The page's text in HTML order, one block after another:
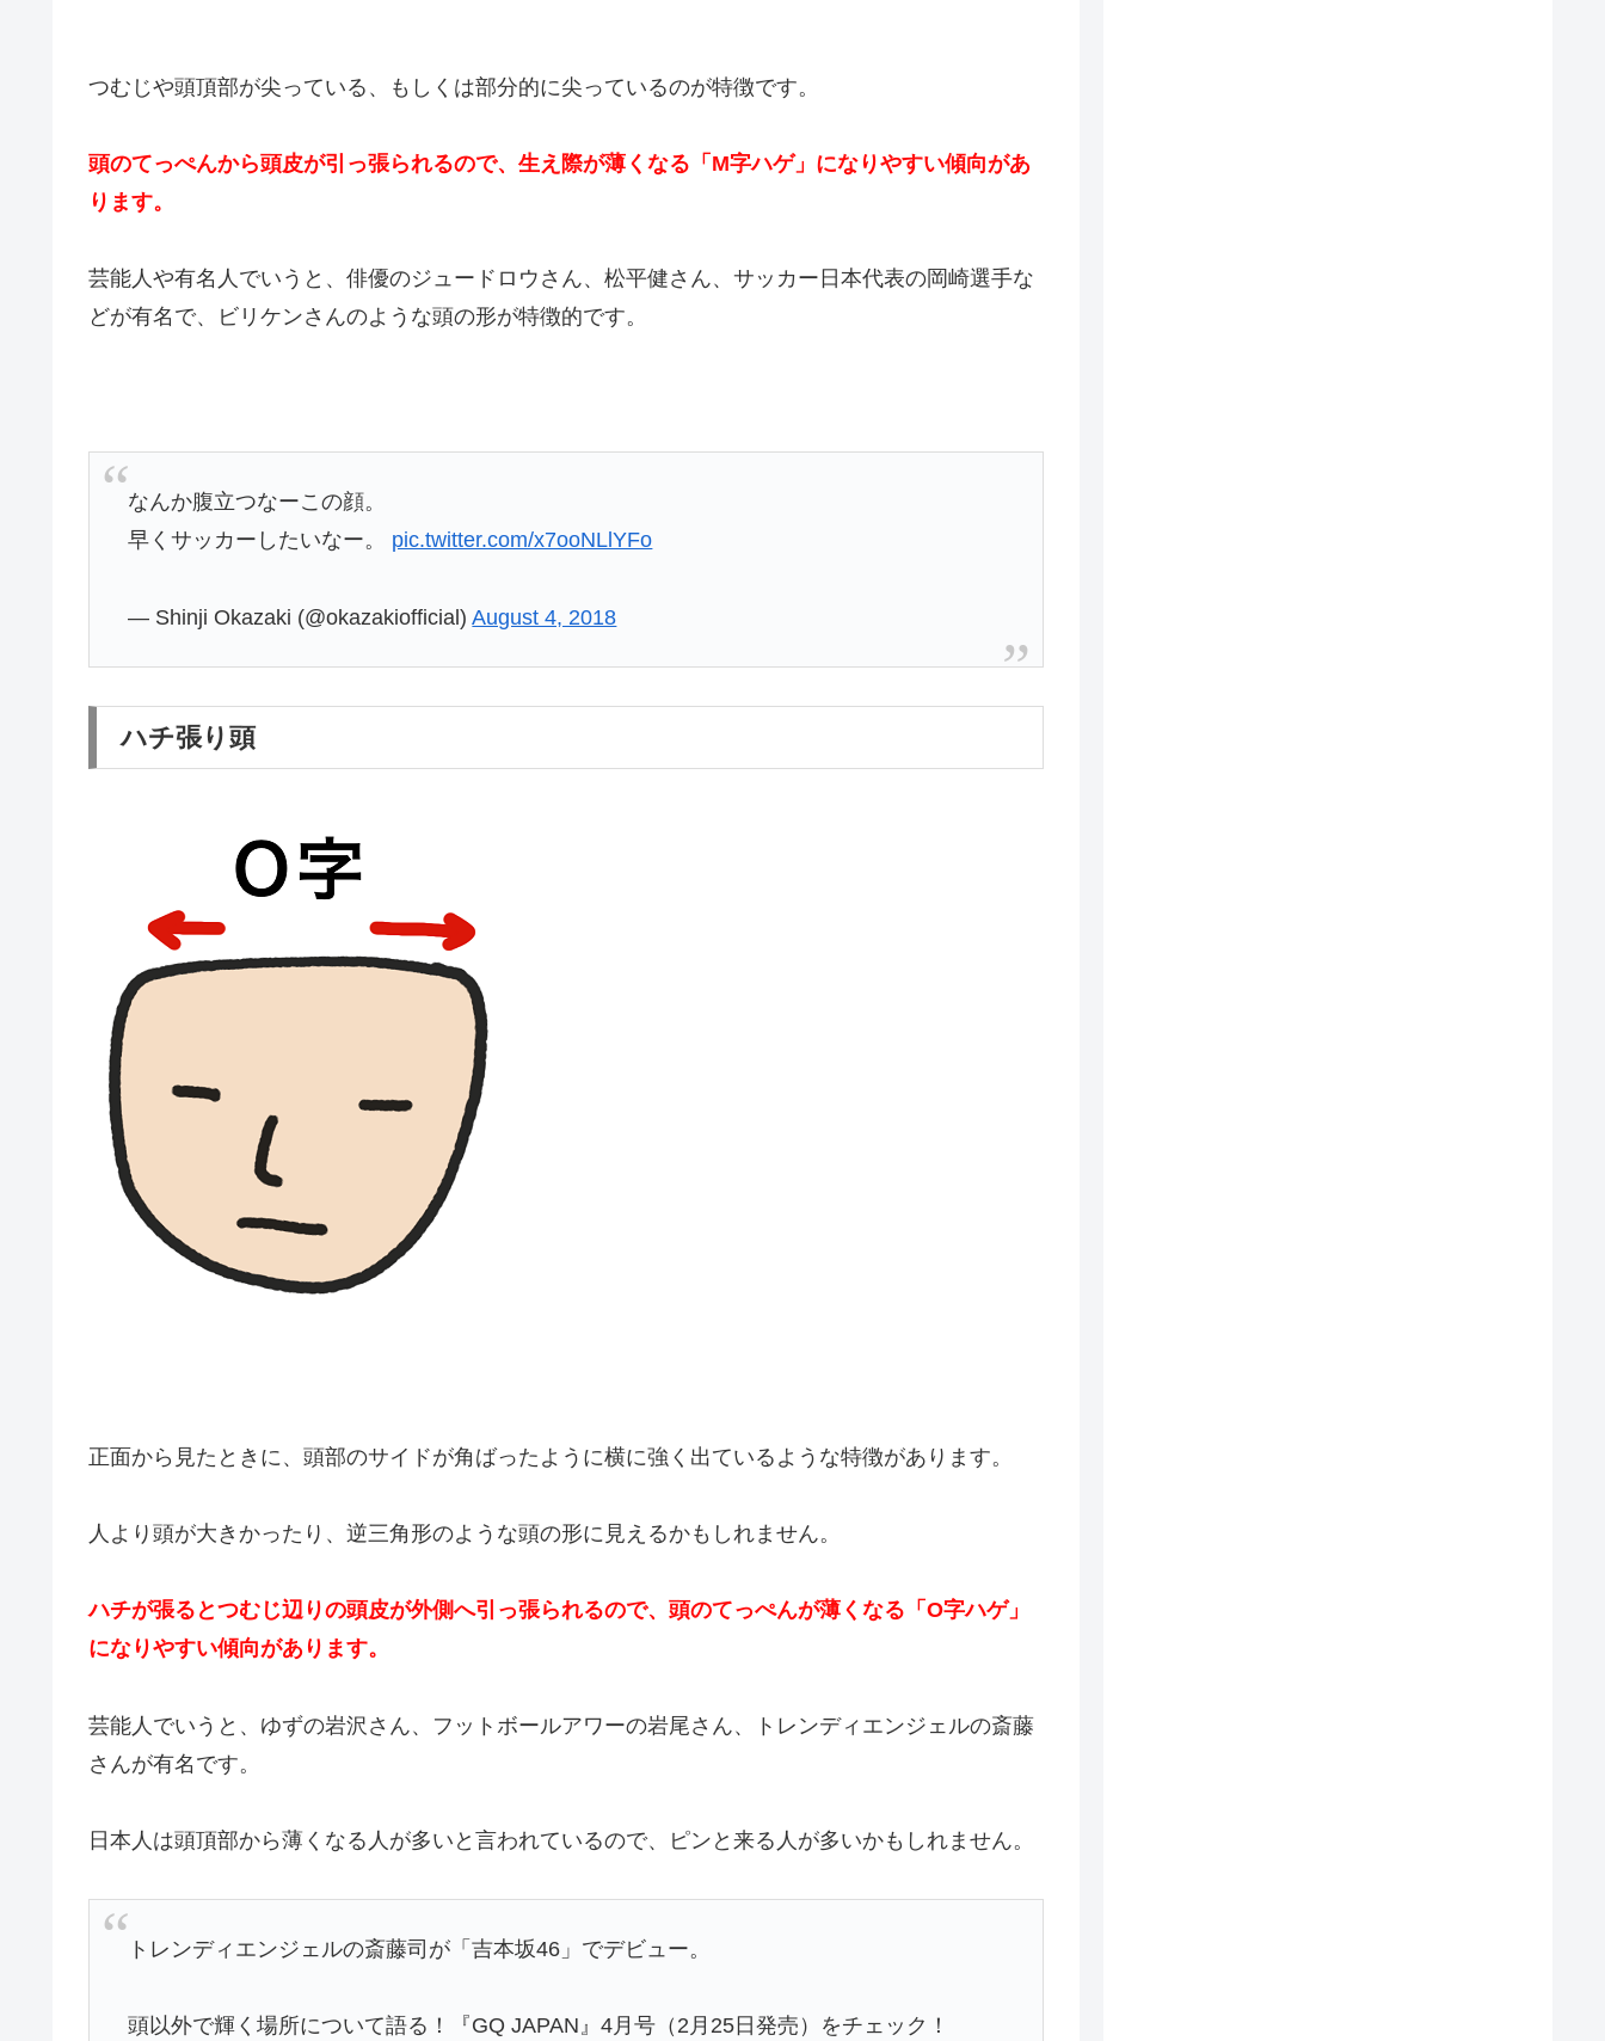
つむじや頭頂部が尖っている、もしくは部分的に尖っているのが特徴です。
頭のてっぺんから頭皮が引っ張られるので、生え際が薄くなる「M字ハゲ」になりやすい傾向があ
ります。
芸能人や有名人でいうと、俳優のジュードロウさん、松平健さん、サッカー日本代表の岡崎選手な
どが有名で、ビリケンさんのような頭の形が特徴的です。
なんか腹立つなーこの顔。
早くサッカーしたいなー。 pic.twitter.com/x7ooNLlYFo
— Shinji Okazaki (@okazakiofficial)August 4, 2018
ハチ張り頭
正面から見たときに、頭部のサイドが角ばったように横に強く出ているような特徴があります。
人より頭が大きかったり、逆三角形のような頭の形に見えるかもしれません。
ハチが張るとつむじ辺りの頭皮が外側へ引っ張られるので、頭のてっぺんが薄くなる「O字ハゲ」
になりやすい傾向があります。
芸能人でいうと、ゆずの岩沢さん、フットボールアワーの岩尾さん、トレンディエンジェルの斎藤
さんが有名です。
日本人は頭頂部から薄くなる人が多いと言われているので、ピンと来る人が多いかもしれません。
トレンディエンジェルの斎藤司が「吉本坂46」でデビュー。
頭以外で輝く場所について語る！『GQ JAPAN』4月号（2月25日発売）をチェック！